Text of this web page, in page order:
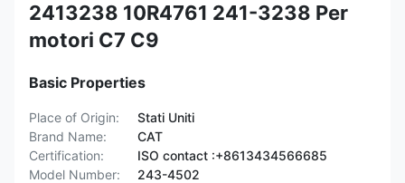
2413238 10R4761 241-3238 Per
motori C7 C9
Basic Properties
Place of Origin:
Stati Uniti
Brand Name:
CAT
Certification:
ISO contact :+8613434566685
Model Number:
243-4502